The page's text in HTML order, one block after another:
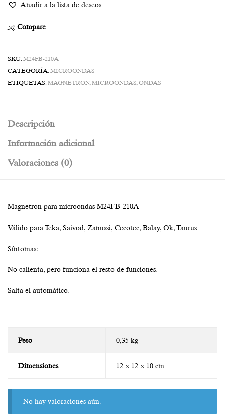
Añadir a la lista de deseos
Compare
SKU: M24FB-210A
CATEGORÍA: MICROONDAS
ETIQUETAS: MAGNETRON,MICROONDAS,ONDAS
Descripción
Información adicional
Valoraciones (0)
Magnetron para microondas M24FB-210A
Válido para Teka, Saivod, Zanussi, Cecotec, Balay, Ok, Taurus
Síntomas:
No calienta, pero funciona el resto de funciones.
Salta el automático.
Peso 0,35 kg
Dimensiones 12 × 12 × 10 cm
No hay valoraciones aún.